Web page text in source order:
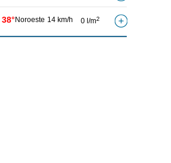
38° Noroeste 14 km/h 0 l/m2